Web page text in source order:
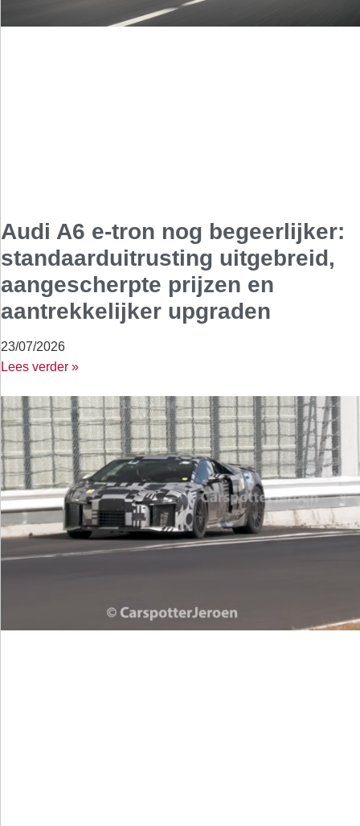
Audi A6 e-tron nog begeerlijker:
standaarduitrusting uitgebreid,
aangescherpte prijzen en
aantrekkelijker upgraden
23/07/2026
Lees verder »